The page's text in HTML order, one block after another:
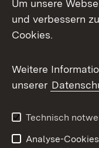
Mastodon
Messenger
Social Wall
X / Twitter
Youtube
Um unsere
und verbessern
Cookies.
Weitere
unserer
Technisch
Analyse-